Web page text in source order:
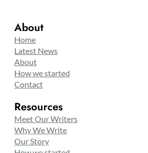
About
Home
Latest News
About
How we started
Contact
Resources
Meet Our Writers
Why We Write
Our Story